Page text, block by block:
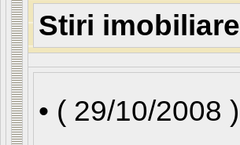
Stiri imobiliare
• ( 29/10/2008 )